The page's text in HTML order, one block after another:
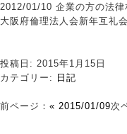
2012/01/10 企業の方の法
大阪府倫理法人会新年互礼
投稿日: 2015年1月15日
カテゴリー: 日記
前ページ： « 2015/01/09次